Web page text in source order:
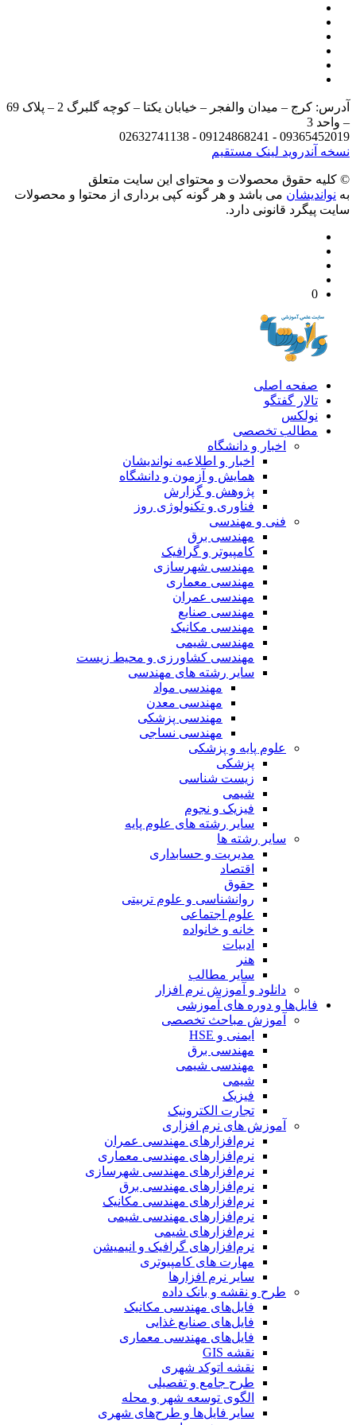
آدرس: کرج – میدان والفجر – خیابان یکتا – کوچه گلبرگ 2 – پلاک 69
3
09365452019 - 09124868241 -
آندرویدلینک مستقیم
حقوق محصولات و محتوای اين سایت متعلق
می باشد و هر گونه کپی برداری از محتوا و محصولات
پیگرد قانونی دارد.
صفحه اصلی
تالار گفتگو
نولکس
مطالب تخصصی
اخبار و دانشگاه
اخبار و اطلاعیه نواندیشان
همایش و آزمون و دانشگاه
پژوهش و گزارش
فناوری و تکنولوژی روز
فنی و مهندسی
مهندسی برق
کامپیوتر و گرافیک
مهندسی شهرسازی
مهندسی معماری
مهندسی عمران
مهندسی صنایع
مهندسی مکانیک
مهندسی شیمی
مهندسی کشاورزی و محیط زیست
سایر رشته های مهندسی
مهندسی مواد
مهندسی معدن
مهندسی پزشکی
مهندسی نساجی
علوم پایه و پزشکی
پزشکی
زیست شناسی
شیمی
فیزیک و نجوم
سایر رشته های علوم پایه
سایر رشته ها
مدیریت و حسابداری
اقتصاد
حقوق
روانشناسی و علوم تربیتی
علوم اجتماعی
خانه و خانواده
ادبیات
هنر
سایر مطالب
دانلود و آموزش نرم افزار
فایل‌ها و دوره های آموزشی
آموزش مباحث تخصصی
ایمنی و HSE
مهندسی برق
مهندسی شیمی
شیمی
فیزیک
تجارت الکترونیک
آموزش های نرم افزاری
نرم‌افزارهای مهندسی عمران
نرم‌افزارهای مهندسی معماری
نرم‌افزارهای مهندسی شهرسازی
نرم‌افزارهای مهندسی برق
نرم‌افزارهای مهندسی مکانیک
نرم‌افزارهای مهندسی شیمی
نرم‌افزارهای شیمی
نرم‌افزارهای گرافیک و انیمیشن
مهارت های کامپیوتری
سایر نرم افزارها
طرح و نقشه و بانک داده
فایل‌های مهندسی مکانیک
فایل‌های صنایع غذایی
فایل‌های مهندسی معماری
نقشه GIS
نقشه اتوکد شهری
طرح جامع و تفصیلی
الگوی توسعه شهر و محله
سایر فایل‌ها و طرح‌های شهری